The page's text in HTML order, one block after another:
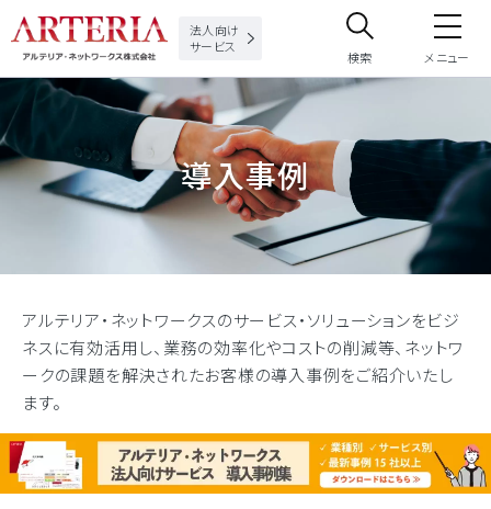
法人向け
サービス
検索
サイト内検索
サイト内で検索したいフリーワードを入力してください。
メニュー
導入事例
アルテリア・ネットワークスのサービス・ソリューションをビジ
ネスに有効活用し、業務の効率化やコストの削減等、ネットワ
ークの課題を解決されたお客様の導入事例をご紹介いたし
ます。